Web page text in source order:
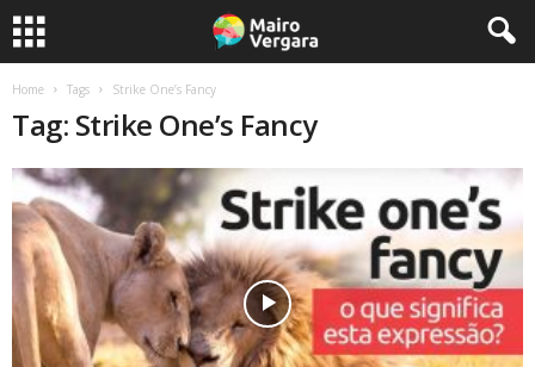
Home Tags Strike One’s Fancy
Tag: Strike One’s Fancy